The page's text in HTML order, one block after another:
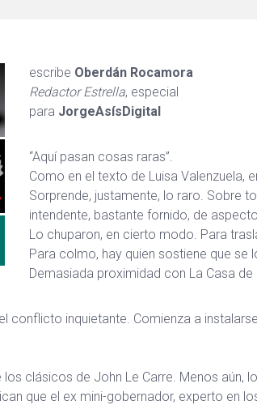
escribe Oberdán Rocamora
Redactor Estrella, especial
para JorgeAsísDigital
“Aquí pasan cosas raras”.
Como en el texto de Luisa Valenzuela,
Sorprende, justamente, lo raro. Sobre
intendente, bastante fornido, de
Lo chuparon, en cierto modo. Para
Para colmo, hay quien sostiene que se
Demasiada proximidad con La Casa de
conflicto inquietante. Comienza a
clásicos de John Le Carre. Menos aún,
que el ex mini-gobernador, experto en